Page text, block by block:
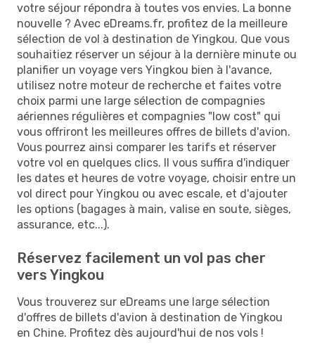
votre séjour répondra à toutes vos envies. La bonne
nouvelle ? Avec eDreams.fr, profitez de la meilleure
sélection de vol à destination de Yingkou. Que vous
souhaitiez réserver un séjour à la dernière minute ou
planifier un voyage vers Yingkou bien à l'avance,
utilisez notre moteur de recherche et faites votre
choix parmi une large sélection de compagnies
aériennes régulières et compagnies "low cost" qui
vous offriront les meilleures offres de billets d'avion.
Vous pourrez ainsi comparer les tarifs et réserver
votre vol en quelques clics. Il vous suffira d'indiquer
les dates et heures de votre voyage, choisir entre un
vol direct pour Yingkou ou avec escale, et d'ajouter
les options (bagages à main, valise en soute, sièges,
assurance, etc...).
Réservez facilement un vol pas cher
vers Yingkou
Vous trouverez sur eDreams une large sélection
d'offres de billets d'avion à destination de Yingkou
en Chine. Profitez dès aujourd'hui de nos vols !